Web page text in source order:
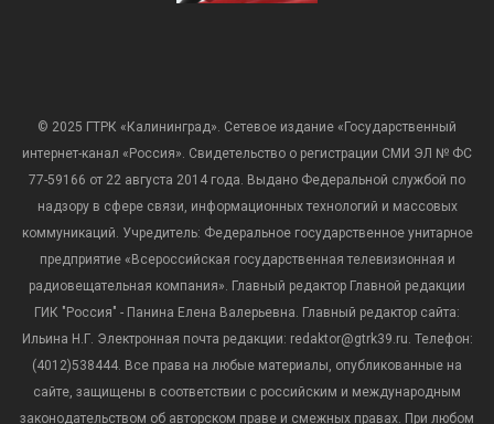
© 2025 ГТРК «Калининград». Сетевое издание «Государственный
интернет-канал «Россия». Свидетельство о регистрации СМИ ЭЛ № ФС
77-59166 от 22 августа 2014 года. Выдано Федеральной службой по
надзору в сфере связи, информационных технологий и массовых
коммуникаций. Учредитель: Федеральное государственное унитарное
предприятие «Всероссийская государственная телевизионная и
радиовещательная компания». Главный редактор Главной редакции
ГИК "Россия" - Панина Елена Валерьевна. Главный редактор сайта:
Ильина Н.Г. Электронная почта редакции: redaktor@gtrk39.ru. Телефон:
(4012)538444. Все права на любые материалы, опубликованные на
сайте, защищены в соответствии с российским и международным
законодательством об авторском праве и смежных правах. При любом